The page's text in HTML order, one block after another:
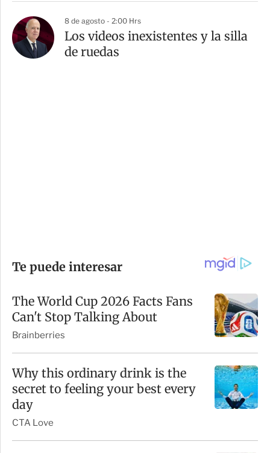
8 de agosto - 2:00 Hrs
Los videos inexistentes y la silla
de ruedas